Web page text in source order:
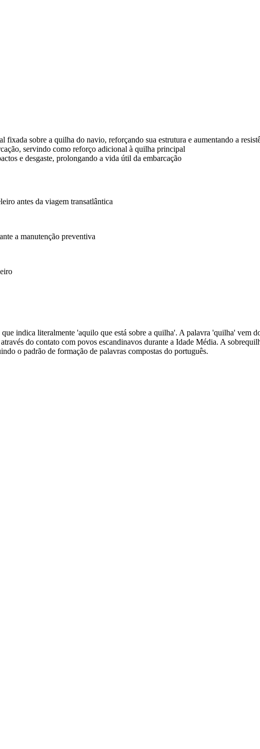
sobre a quilha do navio, reforçando sua estrutura e aumentando a
servindo como reforço adicional à quilha principal
e desgaste, prolongando a vida útil da embarcação
antes da viagem transatlântica
a manutenção preventiva
indica literalmente 'aquilo que está sobre a quilha'. A palavra 'quilha' vem
do contato com povos escandinavos durante a Idade Média. A
o padrão de formação de palavras compostas do português.